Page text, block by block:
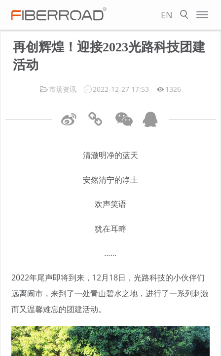
EN
再创辉煌！迎接2023光路科技团建
活动
市场资讯 2022-12-27 17:53 1326
清澈明净的蓝天
安然清宁的净土
欢声笑语
犹在耳畔
……
2022年尾声即将到来，12月18日，光路科技的小伙伴们
远离闹市，来到了一处青山碧水之地，进行了一系列刺激
而又温馨难忘的团建活动。